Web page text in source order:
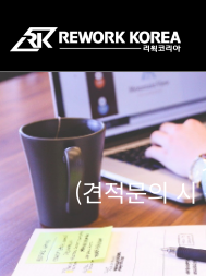
(견적문의 시